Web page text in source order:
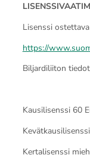
Lisenssi
https://
Biljardiliiton
Kausilisenssi 60
Kertalisenssi